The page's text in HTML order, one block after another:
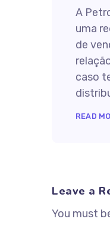
A
uma
de
caso
READ
Leave a
You must